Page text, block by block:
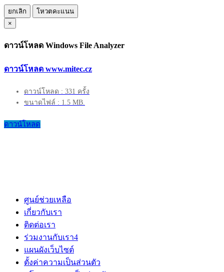
ยกเลิก
โหวตคะแนน
×
ดาวน์โหลด Windows File Analyzer
ดาวน์โหลด www.mitec.cz
ดาวน์โหลด : 331 ครั้ง
ขนาดไฟล์ : 1.5 MB.
ดาวน์โหลด
ศูนย์ช่วยเหลือ
เกี่ยวกับเรา
ติดต่อเรา
ร่วมงานกับเรา4
แผนผังเว็บไซต์
ตั้งค่าความเป็นส่วนตัว